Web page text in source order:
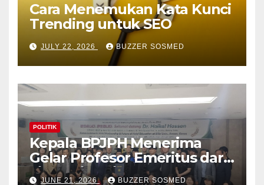
Cara Menemukan Kata Kunci
Trending untuk SEO
JULY 22, 2026 BUZZER SOSMED
POLITIK
Kepala BPJPH Menerima
Gelar Profesor Emeritus dari
Silla University, Busan Korsel
JUNE 21, 2026 BUZZER SOSMED